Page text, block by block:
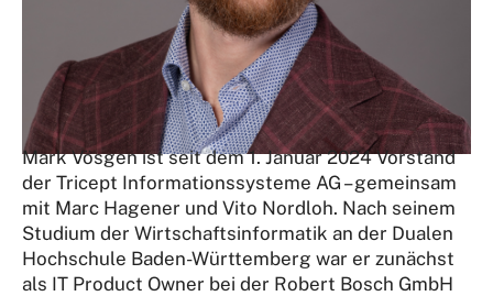
Mark Vösgen ist seit dem 1. Januar 2024 Vorstand
der Tricept Informationssysteme AG – gemeinsam
mit Marc Hagener und Vito Nordloh. Nach seinem
Studium der Wirtschaftsinformatik an der Dualen
Hochschule Baden-Württemberg war er zunächst
als IT Product Owner bei der Robert Bosch GmbH